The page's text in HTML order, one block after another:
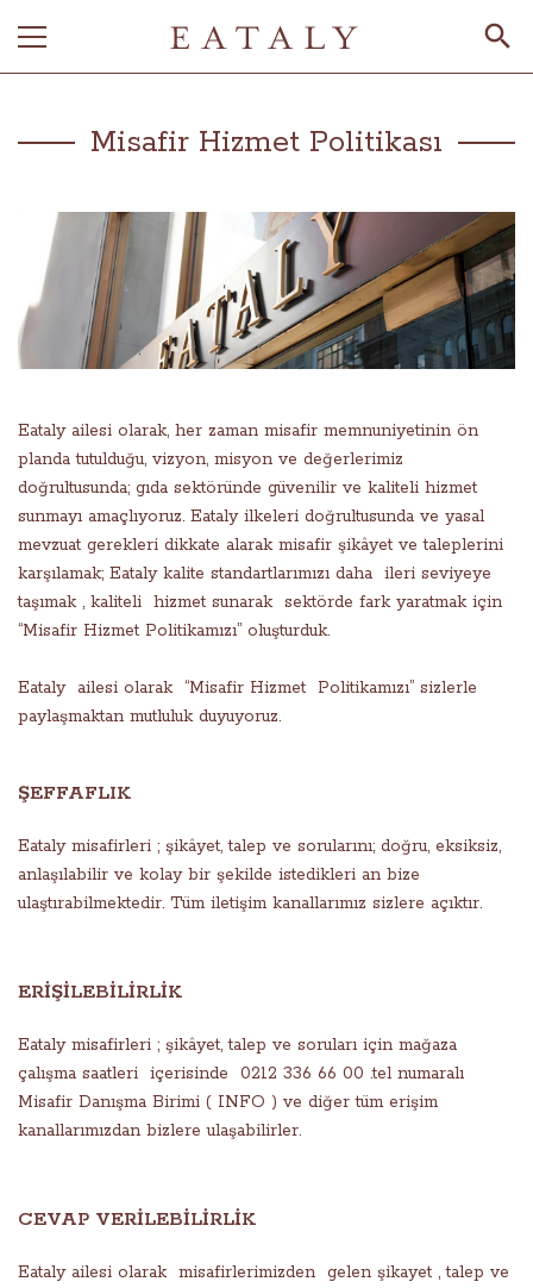
Misafir Hizmet Politikası
Eataly ailesi olarak, her zaman misafir memnuniyetinin ön
planda tutulduğu, vizyon, misyon ve değerlerimiz
doğrultusunda; gıda sektöründe güvenilir ve kaliteli hizmet
sunmayı amaçlıyoruz. Eataly ilkeleri doğrultusunda ve yasal
mevzuat gerekleri dikkate alarak misafir şikâyet ve taleplerini
karşılamak; Eataly kalite standartlarımızı daha ileri seviyeye
taşımak , kaliteli hizmet sunarak sektörde fark yaratmak için
“Misafir Hizmet Politikamızı” oluşturduk.
Eataly ailesi olarak “Misafir Hizmet Politikamızı” sizlerle
paylaşmaktan mutluluk duyuyoruz.
ŞEFFAFLIK
Eataly misafirleri ; şikâyet, talep ve sorularını; doğru, eksiksiz,
anlaşılabilir ve kolay bir şekilde istedikleri an bize
ulaştırabilmektedir. Tüm iletişim kanallarımız sizlere açıktır.
ERİŞİLEBİLİRLİK
Eataly misafirleri ; şikâyet, talep ve soruları için mağaza
çalışma saatleri içerisinde 0212 336 66 00 .tel numaralı
Misafir Danışma Birimi ( INFO ) ve diğer tüm erişim
kanallarımızdan bizlere ulaşabilirler.
CEVAP VERİLEBİLİRLİK
Eataly ailesi olarak misafirlerimizden gelen şikayet , talep ve